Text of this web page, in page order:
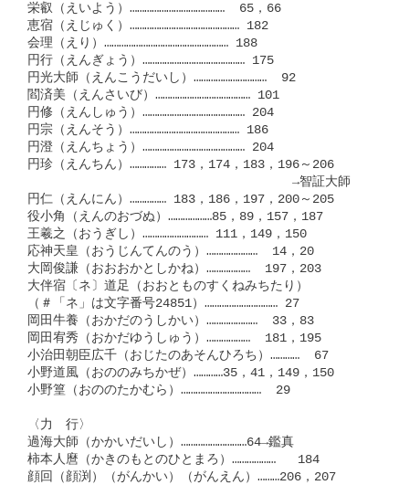
栄叡（えいよう）…………………………………  65，66
恵宿（えじゅく）……………………………………… 182
会理（えり）…………………………………………… 188
円行（えんぎょう）…………………………………… 175
円光大師（えんこうだいし）…………………………  92
閻済美（えんさいび）………………………………… 101
円修（えんしゅう）…………………………………… 204
円宗（えんそう）……………………………………… 186
円澄（えんちょう）…………………………………… 204
円珍（えんちん）…………… 173，174，183，196～206
→智証大師
円仁（えんにん）…………… 183，186，197，200～205
役小角（えんのおづぬ）………………85，89，157，187
王羲之（おうぎし）……………………… 111，149，150
応神天皇（おうじんてんのう）…………………  14，20
大岡俊謙（おおおかとしかね）………………  197，203
大伴宿〔ネ〕道足（おおとものすくねみちたり）
（＃「ネ」は文字番号24851）………………………… 27
岡田牛養（おかだのうしかい）…………………  33，83
岡田宥秀（おかだゆうしゅう）………………  181，195
小治田朝臣広千（おじたのあそんひろち）…………  67
小野道風（おののみちかぜ）…………35，41，149，150
小野篁（おののたかむら）……………………………  29
〈力　行〉
過海大師（かかいだいし）………………………64→鑑真
柿本人麿（かきのもとのひとまろ）………………   184
顔回（顔渕）（がんかい）（がんえん）………206，207